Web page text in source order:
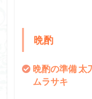
晩酌
晩酌の準備 太
ムラサキ